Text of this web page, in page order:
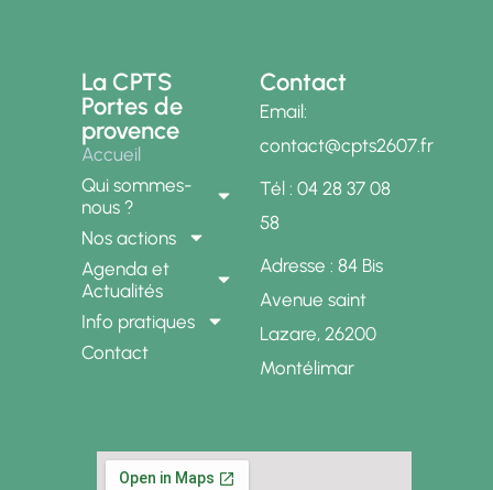
La CPTS
Portes de
provence
Accueil
Qui sommes-
nous ?
Nos actions
Agenda et
Actualités
Info pratiques
Contact
Contact
Email:
contact@cpts2607.fr
Tél : 04 28 37 08
58
Adresse : 84 Bis
Avenue saint
Lazare, 26200
Montélimar